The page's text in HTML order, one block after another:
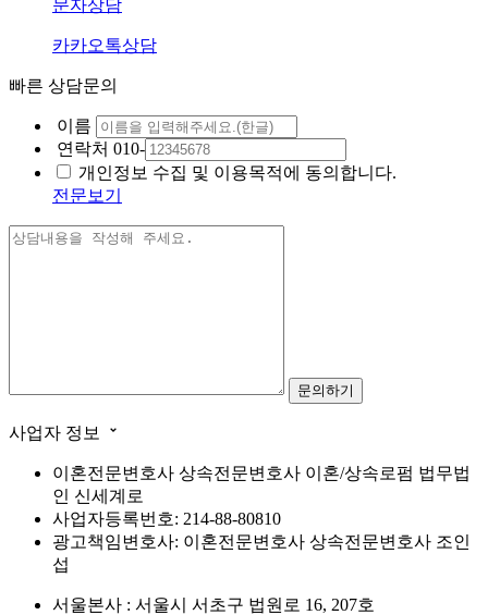
문자상담
카카오톡상담
빠른 상담문의
이름
연락처 010-
개인정보 수집 및 이용목적에 동의합니다.
전문보기
사업자 정보
이혼전문변호사 상속전문변호사 이혼/상속로펌 법무법
인 신세계로
사업자등록번호: 214-88-80810
광고책임변호사: 이혼전문변호사 상속전문변호사 조인
섭
서울본사 : 서울시 서초구 법원로 16, 207호